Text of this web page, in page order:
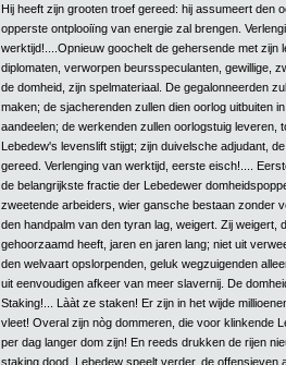
Hij heeft zijn grooten troef gereed: hij assumeert den
opperste ontplooiïng van energie zal brengen.
werktijd!....Opnieuw goochelt de gehersende met zijn
diplomaten, verworpen beursspeculanten, gewillige,
de domheid, zijn spelmateriaal. De gegalonneerden
maken; de sjacherenden zullen dien oorlog uitbuiten
aandeelen; de werkenden zullen oorlogstuig leveren,
Lebedew's levenslift stijgt; zijn duivelsche adjudant,
gereed. Verlenging van werktijd, eerste eisch!....
de belangrijkste fractie der Lebedewer
zweetende arbeiders, wier gansche bestaan zonder
den handpalm van den tyran lag, weigert. Zij weigert,
gehoorzaamd heeft, jaren en jaren lang; niet uit
den welvaart opslorpenden, geluk wegzuigenden
uit eenvoudigen afkeer van meer slavernij. De
Staking!... Lààt ze staken! Er zijn in het wijde
vleet! Overal zijn nòg dommeren, die voor klinkende
per dag langer dom zijn! En reeds drukken de rijen
staking dood. Lebedew speelt verder, de offensieven